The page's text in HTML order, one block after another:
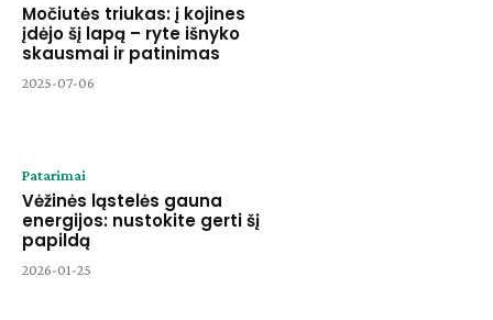
Močiutės triukas: į kojines
įdėjo šį lapą – ryte išnyko
skausmai ir patinimas
2025-07-06
Patarimai
Vėžinės ląstelės gauna
energijos: nustokite gerti šį
papildą
2026-01-25